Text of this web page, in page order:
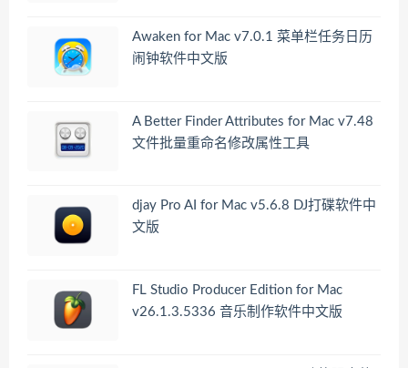
Awaken for Mac v7.0.1 菜单栏任务日历
闹钟软件中文版
A Better Finder Attributes for Mac v7.48
文件批量重命名修改属性工具
djay Pro AI for Mac v5.6.8 DJ打碟软件中
文版
FL Studio Producer Edition for Mac
v26.1.3.5336 音乐制作软件中文版